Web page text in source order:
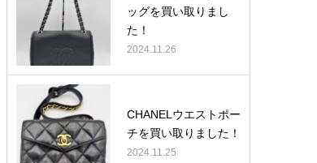
ッグを買い取りまし
た！
2024.11.26
CHANELウエストポー
チを買い取りました！
2024.11.25